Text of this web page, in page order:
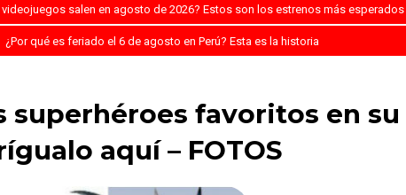
videojuegos salen en agosto de 2026? Estos son los estrenos más esperados
¿Por qué es feriado el 6 de agosto en Perú? Esta es la historia
superhéroes favoritos en su
aquí – FOTOS